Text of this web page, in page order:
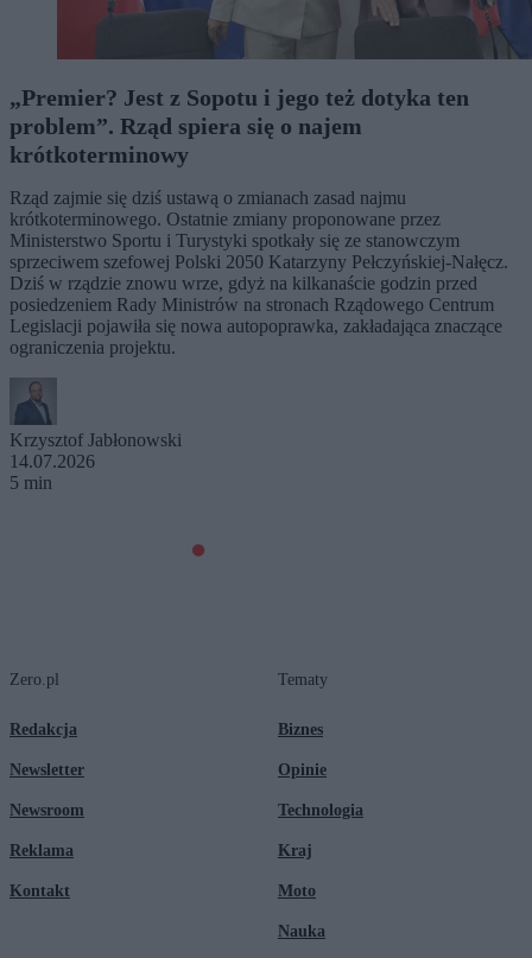
„Premier? Jest z Sopotu i jego też dotyka ten
problem”. Rząd spiera się o najem
krótkoterminowy
Rząd zajmie się dziś ustawą o zmianach zasad najmu
krótkoterminowego. Ostatnie zmiany proponowane przez
Ministerstwo Sportu i Turystyki spotkały się ze stanowczym
sprzeciwem szefowej Polski 2050 Katarzyny Pełczyńskiej-Nałęcz.
Dziś w rządzie znowu wrze, gdyż na kilkanaście godzin przed
posiedzeniem Rady Ministrów na stronach Rządowego Centrum
Legislacji pojawiła się nowa autopoprawka, zakładająca znaczące
ograniczenia projektu.
Krzysztof Jabłonowski
14.07.2026
5 min
Zero.pl
Redakcja
Newsletter
Newsroom
Reklama
Kontakt
Tematy
Biznes
Opinie
Technologia
Kraj
Moto
Nauka